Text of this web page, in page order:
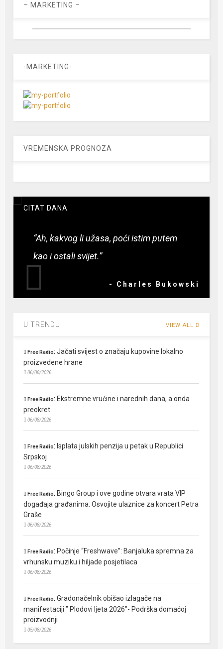
– MARKETING –
-MARKETING-
VREMENSKA PROGNOZA
CITAT DANA
“Ah, kakvog li užasa, poći istim putem
kao i ostali svijet.”
- Charles Bukowski
U TRENDU VIEW ALL
Free Radio:Jačati svijest o značaju kupovine lokalno
proizvedene hrane
06/08/2026
Free Radio: Ekstremne vrućine i narednih dana, a onda
preokret
06/08/2026
Free Radio: Isplata julskih penzija u petak u Republici
Srpskoj
06/08/2026
Free Radio: Bingo Group i ove godine otvara vrata VIP
događaja građanima: Osvojite ulaznice za koncert Petra
Graše
06/08/2026
Free Radio: Počinje “Freshwave”: Banjaluka spremna za
vrhunsku muziku i hiljade posjetilaca
06/08/2026
Free Radio:Gradonačelnik obišao izlagače na
manifestaciji ” Plodovi ljeta 2026”- Podrška domaćoj
proizvodnji
05/08/2026